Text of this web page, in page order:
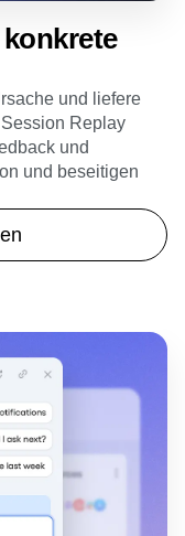
und liefere
Replay
und
und beseitigen